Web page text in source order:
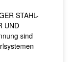
STAHL-
UND
sind